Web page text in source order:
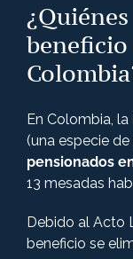
beneficio
En Colombia, la
(una especie de
pensionados
13 mesadas
Debido al Acto
beneficio se